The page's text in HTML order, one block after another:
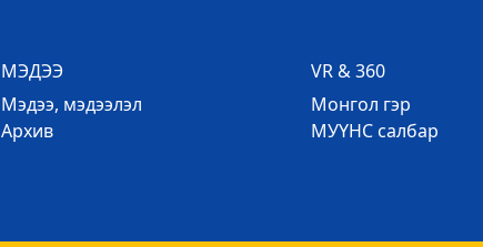
МЭДЭЭ
Mэдээ, мэдээлэл
Архив
VR & 360
Mонгол гэр
МУҮНС салбар